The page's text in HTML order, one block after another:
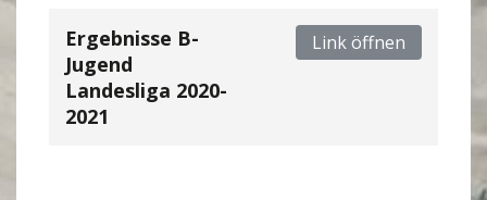
Ergebnisse B-
Jugend
Landesliga 2020-
2021
Link öffnen